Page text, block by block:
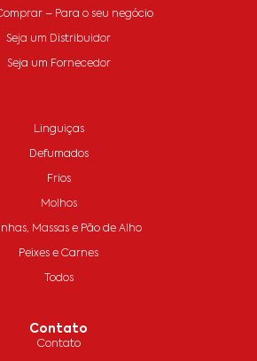
– Para o seu negócio
Seja um Distribuidor
Seja um Fornecedor
Linguiças
Defumados
Frios
Molhos
Massas e Pão de Alho
Peixes e Carnes
Todos
Contato
Contato